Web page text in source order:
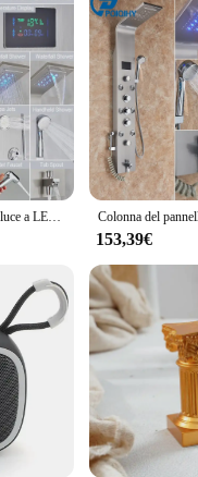
Rubinetto per doccia con luce a LED nera Bagno SPA Massaggio Sistema di colonna doccia a getto Cascata Pannello doccia a pioggia Rubinetto spruzzatore per bidet
153,39€